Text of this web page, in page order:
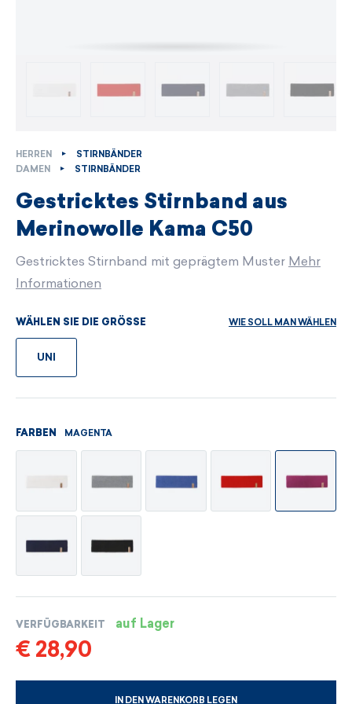
HERREN
STIRNBÄNDER
DAMEN
STIRNBÄNDER
Gestricktes Stirnband aus
Merinowolle Kama C50
Gestricktes Stirnband mit geprägtem Muster Mehr
Informationen
WÄHLEN SIE DIE GRÖSSE WIE SOLL MAN WÄHLEN
UNI
FARBEN MAGENTA
VERFÜGBARKEIT auf Lager
€ 28,90
IN DEN WARENKORB LEGEN